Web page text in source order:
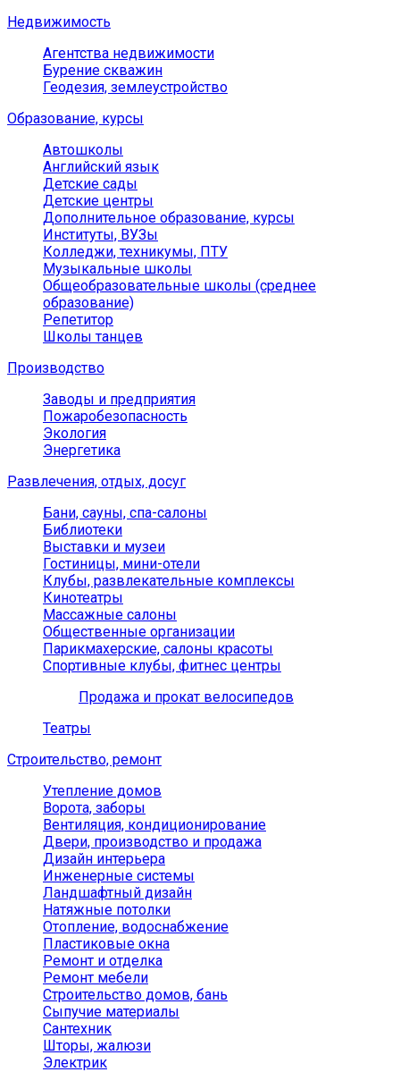
Недвижимость
Агентства недвижимости
Бурение скважин
Геодезия, землеустройство
Образование, курсы
Автошколы
Английский язык
Детские сады
Детские центры
Дополнительное образование, курсы
Институты, ВУЗы
Колледжи, техникумы, ПТУ
Музыкальные школы
Общеобразовательные школы (среднее
образование)
Репетитор
Школы танцев
Производство
Заводы и предприятия
Пожаробезопасность
Экология
Энергетика
Развлечения, отдых, досуг
Бани, сауны, спа-салоны
Библиотеки
Выставки и музеи
Гостиницы, мини-отели
Клубы, развлекательные комплексы
Кинотеатры
Массажные салоны
Общественные организации
Парикмахерские, салоны красоты
Спортивные клубы, фитнес центры
Продажа и прокат велосипедов
Театры
Строительство, ремонт
Утепление домов
Ворота, заборы
Вентиляция, кондиционирование
Двери, производство и продажа
Дизайн интерьера
Инженерные системы
Ландшафтный дизайн
Натяжные потолки
Отопление, водоснабжение
Пластиковые окна
Ремонт и отделка
Ремонт мебели
Строительство домов, бань
Сыпучие материалы
Сантехник
Шторы, жалюзи
Электрик